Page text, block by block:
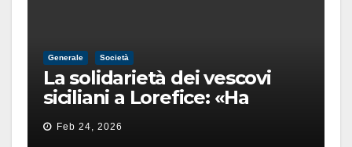
Generale Società
La solidarietà dei vescovi
siciliani a Lorefice: «Ha
difeso il valore e la dignità
dell’umanità»
Feb 24, 2026